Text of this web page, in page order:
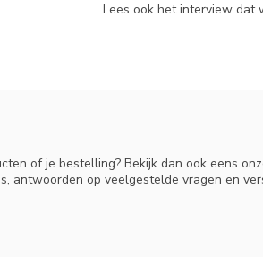
Lees ook het interview dat
of je bestelling? Bekijk dan ook eens
antwoorden op veelgestelde vragen en